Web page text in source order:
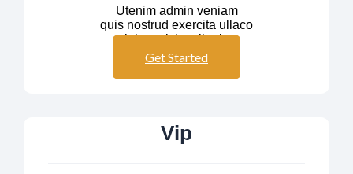
Utenim admin veniam
quis nostrud exercita ullaco
labos nisiut aliquip
Get Started
Vip